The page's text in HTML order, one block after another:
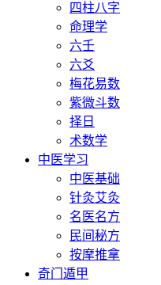
四柱八字
命理学
六壬
六爻
梅花易数
紫微斗数
择日
术数学
中医学习
中医基础
针灸艾灸
名医名方
民间秘方
按摩推拿
奇门遁甲